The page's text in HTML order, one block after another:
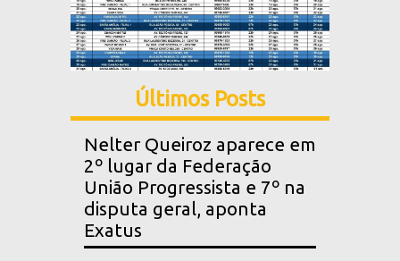
Últimos Posts
Nelter Queiroz aparece em
2º lugar da Federação
União Progressista e 7º na
disputa geral, aponta
Exatus